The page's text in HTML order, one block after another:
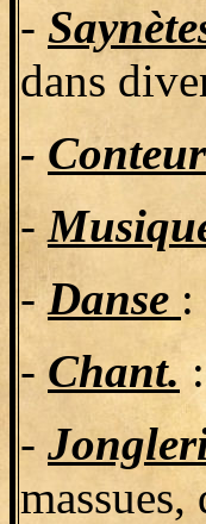
-
dans
- Conteur
-
-Danse :
- Chant.
-